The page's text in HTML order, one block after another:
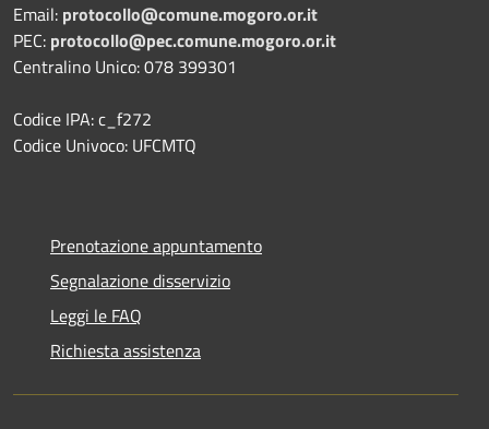
Email: protocollo@comune.mogoro.or.it
PEC: protocollo@pec.comune.mogoro.or.it
Centralino Unico: 078 399301
Codice IPA: c_f272
Codice Univoco: UFCMTQ
Prenotazione appuntamento
Segnalazione disservizio
Leggi le FAQ
Richiesta assistenza